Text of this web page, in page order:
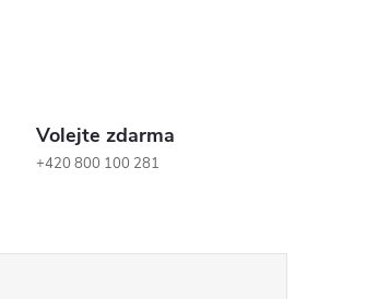
Volejte zdarma
+420 800 100 281